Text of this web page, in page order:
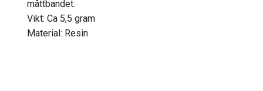
måttbandet.
Vikt: Ca 5,5 gram
Material: Resin